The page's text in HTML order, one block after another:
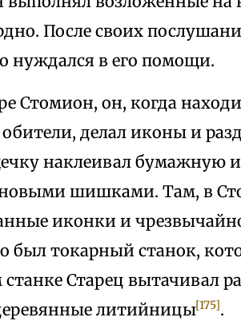
После своих
нуждался в его помощи.
Стомион, он, когда
делал иконы и
наклеивал бумажную
шишками. Там, в
иконки и
был токарный станок,
станке Старец вытачивал
литийницы[175].